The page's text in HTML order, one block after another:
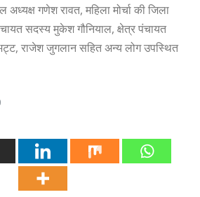
गणेश रावत, महिला मोर्चा की जिला
सदस्य मुकेश गौनियाल, क्षेत्र पंचायत
राजेश जुगलान सहित अन्य लोग उपस्थित